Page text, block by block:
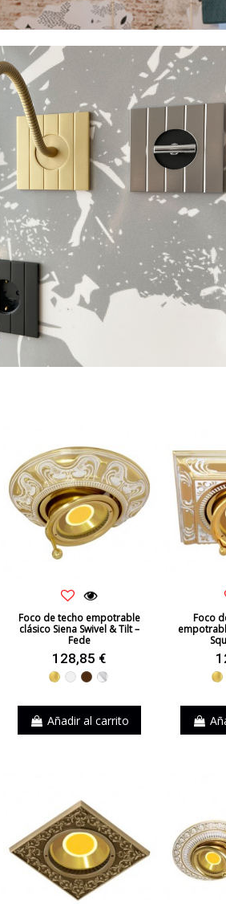
Foco de techo empotrable
clásico Siena Swivel & Tilt –
Fede
128,85 €
Dorado
Blanco
MarrónCromo
Añadir al carrito
Foco